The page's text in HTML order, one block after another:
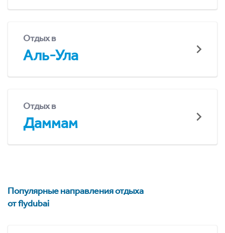
Отдых в
Аль-Ула
Отдых в
Даммам
Популярные направления отдыха
от flydubai